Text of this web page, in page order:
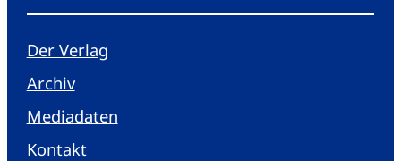
Der Verlag
Archiv
Mediadaten
Kontakt